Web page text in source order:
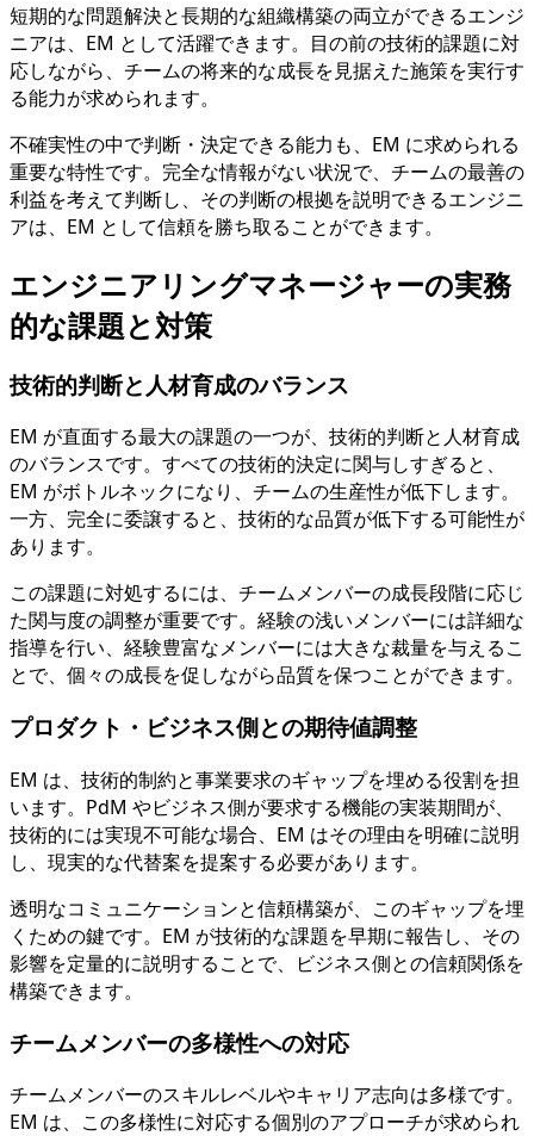
短期的な問題解決と長期的な組織構築の両立ができるエンジ
ニアは、EM として活躍できます。目の前の技術的課題に対
応しながら、チームの将来的な成長を見据えた施策を実行す
る能力が求められます。
不確実性の中で判断・決定できる能力も、EM に求められる
重要な特性です。完全な情報がない状況で、チームの最善の
利益を考えて判断し、その判断の根拠を説明できるエンジニ
アは、EM として信頼を勝ち取ることができます。
エンジニアリングマネージャーの実務
的な課題と対策
技術的判断と人材育成のバランス
EM が直面する最大の課題の一つが、技術的判断と人材育成
のバランスです。すべての技術的決定に関与しすぎると、
EM がボトルネックになり、チームの生産性が低下します。
一方、完全に委譲すると、技術的な品質が低下する可能性が
あります。
この課題に対処するには、チームメンバーの成長段階に応じ
た関与度の調整が重要です。経験の浅いメンバーには詳細な
指導を行い、経験豊富なメンバーには大きな裁量を与えるこ
とで、個々の成長を促しながら品質を保つことができます。
プロダクト・ビジネス側との期待値調整
EM は、技術的制約と事業要求のギャップを埋める役割を担
います。PdM やビジネス側が要求する機能の実装期間が、
技術的には実現不可能な場合、EM はその理由を明確に説明
し、現実的な代替案を提案する必要があります。
透明なコミュニケーションと信頼構築が、このギャップを埋
くための鍵です。EM が技術的な課題を早期に報告し、その
影響を定量的に説明することで、ビジネス側との信頼関係を
構築できます。
チームメンバーの多様性への対応
チームメンバーのスキルレベルやキャリア志向は多様です。
EM は、この多様性に対応する個別のアプローチが求められ